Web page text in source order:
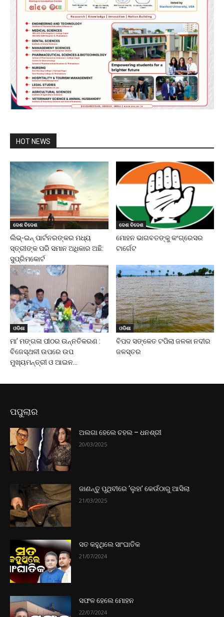
HOT NEWS
ଦେଶ ବିଦେଶ
ଲିଭ୍-ଇନ୍ ପାର୍ଟନରଙ୍କର ମଧ୍ୟ
ସ୍ତ୍ରୀଙ୍କ ପରି ସମାନ ଅଧିକାର ଅଛି:
ସୁପ୍ରିମକୋର୍ଟ
ଦେଶ ବିଦେଶ
ମୋହନ ଭାଗବତଙ୍କୁ କଂଗ୍ରେସର
ଟାର୍ଗେଟ
ଓଡିଶା
ମା’ ମଙ୍ଗଳା ପୀଠର ଉନ୍ନତିକରଣ :
ବିଜେସ୍ଥଳୀ ଉପରେ ଉପ
ମୁଖ୍ୟମନ୍ତ୍ରୀ ଓ ଆଇନ...
ଓଡିଶା
ବିପଦ ସଙ୍କେତ ଟପିଲା ଜଳକା ନଦୀର
ଜଳସ୍ତର
ପପୁଲାର
ଅଲଗା ହେଲେ ଚହଲ – ଧନଶ୍ରୀ
20/03/2025
ଜାଣନ୍ତୁ ପୃଥିବୀରେ ‘ଲୁହା’ କେଉଁଠାରୁ ଆସିଲା
21/03/2025
ସତ କହୁଥିଲେ ସାଂଘାତିକ
21/07/2024
ସଫଳ ହେଲେ ମୋହନ
22/07/2024